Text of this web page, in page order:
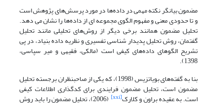
مضمون بیانگر نکته مهمی در داده‌ها در مورد پرسش‌های پژوهش است
و تا حدودی معنی و مفهوم الگوی مجموعه ای از داده‌ها را نشان می دهد.
تحلیل مضمون همانند برخی دیگر از روش‌های تحلیلی مانند تحلیل
گفتمان، روش تحلیل پدیدار شناسی تفسیری و نظریه داده بنیاد، در پی
تشریح الگوهای داده‌های کیفی است (مالکی، فقیهی و میر سپاسی،
1398).
بنا به گفته‌های بویاتزیس (1998)، که یکی از صاحبنظران برجسته تحلیل
مضمون است، تحلیل مضمون فرایندی برای کدگذاری اطلاعات کیفی
است. به عقیده براون و کلارک[xxi] (2006)، تحلیل مضمون را باید روش